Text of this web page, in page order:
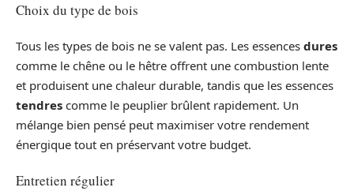
Choix du type de bois
Tous les types de bois ne se valent pas. Les essences dures
comme le chêne ou le hêtre offrent une combustion lente
et produisent une chaleur durable, tandis que les essences
tendres comme le peuplier brûlent rapidement. Un
mélange bien pensé peut maximiser votre rendement
énergique tout en préservant votre budget.
Entretien régulier